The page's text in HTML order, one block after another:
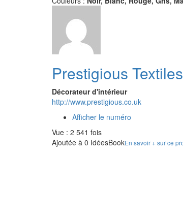
Prestigious Textiles
Décorateur d'intérieur
http://www.prestigious.co.uk
Afficher le numéro
Vue : 2 541 fois
Ajoutée à 0 IdéesBookEn savoir + sur ce